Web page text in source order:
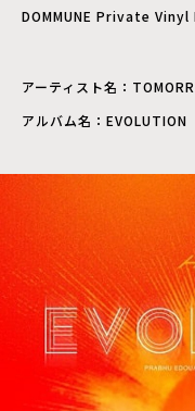
DOMMUNE Private Vinyl
アーティスト名：
アルバム名：EVOLUTION